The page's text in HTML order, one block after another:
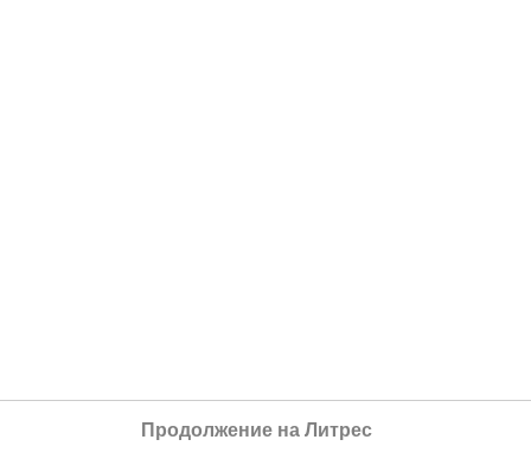
Продолжение на Литрес